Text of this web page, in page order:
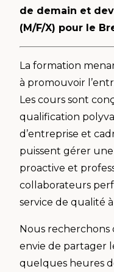
de demain et
(M/F/X) pour le
La formation
à promouvoir
Les cours sont
qualification
d’entreprise et
puissent gérer
proactive et
collaborateurs
service de qualité
Nous recherchons
envie de partager
quelques heures